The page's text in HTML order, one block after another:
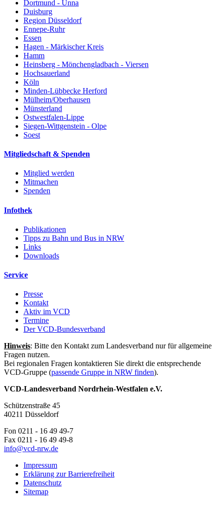
Dortmund - Unna
Duisburg
Region Düsseldorf
Ennepe-Ruhr
Essen
Hagen - Märkischer Kreis
Hamm
Heinsberg - Mönchengladbach - Viersen
Hochsauerland
Köln
Minden-Lübbecke Herford
Mülheim/Oberhausen
Münsterland
Ostwestfalen-Lippe
Siegen-Wittgenstein - Olpe
Soest
Mitgliedschaft & Spenden
Mitglied werden
Mitmachen
Spenden
Infothek
Publikationen
Tipps zu Bahn und Bus in NRW
Links
Downloads
Service
Presse
Kontakt
Aktiv im VCD
Termine
Der VCD-Bundesverband
Hinweis: Bitte den Kontakt zum Landesverband nur für allgemeine
Fragen nutzen.
Bei regionalen Fragen kontaktieren Sie direkt die entsprechende
VCD-Gruppe (passende Gruppe in NRW finden).
VCD-Landesverband Nordrhein-Westfalen e.V.
Schützenstraße 45
40211 Düsseldorf
Fon 0211 - 16 49 49-7
Fax 0211 - 16 49 49-8
info@vcd-nrw.de
Impressum
Erklärung zur Barrierefreiheit
Datenschutz
Sitemap